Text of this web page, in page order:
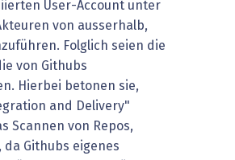
User-Account unter
von ausserhalb,
Folglich seien die
von Githubs
Hierbei betonen sie,
and Delivery"
Scannen von Repos,
Githubs eigenes